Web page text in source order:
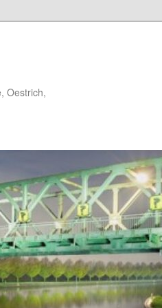
Oestrich,